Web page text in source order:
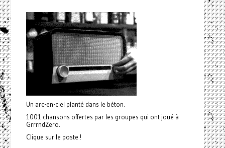
Un arc-en-ciel planté dans le béton.
1001 chansons offertes par les groupes qui ont joué à
GrrrndZero.
Clique sur le poste !